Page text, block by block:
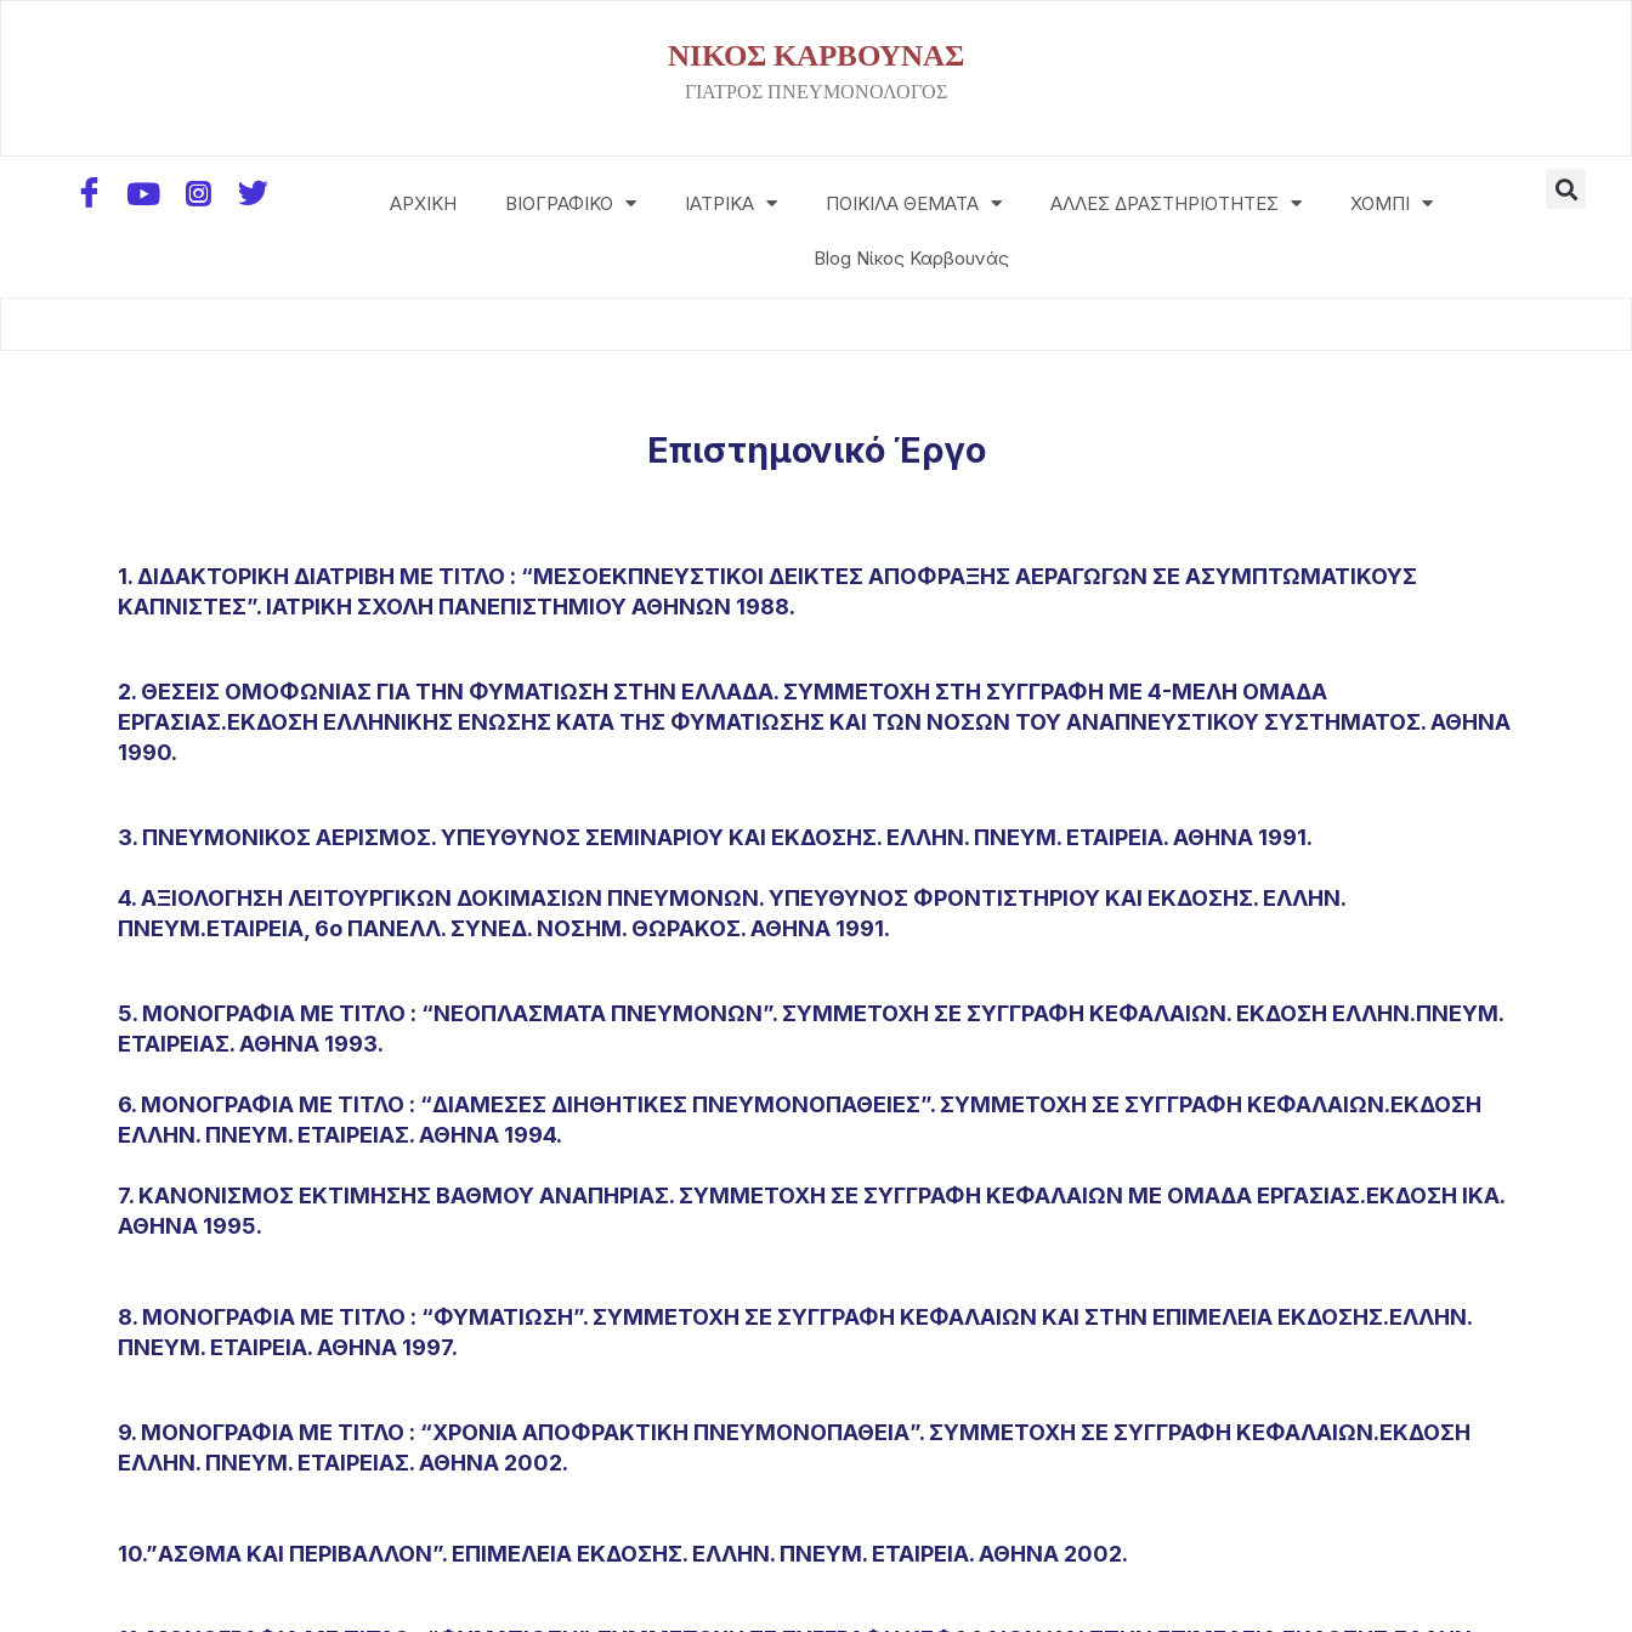
ΝΙΚΟΣ ΚΑΡΒΟΥΝΑΣ
ΓΙΑΤΡΟΣ ΠΝΕΥΜΟΝΟΛΟΓΟΣ
ΑΡΧΙΚΗ ΒΙΟΓΡΑΦΙΚΟ ΙΑΤΡΙΚΑ ΠΟΙΚΙΛΑ ΘΕΜΑΤΑ ΑΛΛΕΣ ΔΡΑΣΤΗΡΙΟΤΗΤΕΣ ΧΟΜΠΙ
Blog Νίκος Καρβουνάς
Επιστημονικό Έργο
1. ΔΙΔΑΚΤΟΡΙΚΗ ΔΙΑΤΡΙΒΗ ΜΕ ΤΙΤΛΟ : “ΜΕΣΟΕΚΠΝΕΥΣΤΙΚΟΙ ΔΕΙΚΤΕΣ ΑΠΟΦΡΑΞΗΣ ΑΕΡΑΓΩΓΩΝ ΣΕ ΑΣΥΜΠΤΩΜΑΤΙΚΟΥΣ
ΚΑΠΝΙΣΤΕΣ”. ΙΑΤΡΙΚΗ ΣΧΟΛΗ ΠΑΝΕΠΙΣΤΗΜΙΟΥ ΑΘΗΝΩΝ 1988.
2. ΘΕΣΕΙΣ ΟΜΟΦΩΝΙΑΣ ΓΙΑ ΤΗΝ ΦΥΜΑΤΙΩΣΗ ΣΤΗΝ ΕΛΛΑΔΑ. ΣΥΜΜΕΤΟΧΗ ΣΤΗ ΣΥΓΓΡΑΦΗ ΜΕ 4-ΜΕΛΗ ΟΜΑΔΑ
ΕΡΓΑΣΙΑΣ.ΕΚΔΟΣΗ ΕΛΛΗΝΙΚΗΣ ΕΝΩΣΗΣ ΚΑΤΑ ΤΗΣ ΦΥΜΑΤΙΩΣΗΣ ΚΑΙ ΤΩΝ ΝΟΣΩΝ ΤΟΥ ΑΝΑΠΝΕΥΣΤΙΚΟΥ ΣΥΣΤΗΜΑΤΟΣ. ΑΘΗΝΑ
1990.
3. ΠΝΕΥΜΟΝΙΚΟΣ ΑΕΡΙΣΜΟΣ. ΥΠΕΥΘΥΝΟΣ ΣΕΜΙΝΑΡΙΟΥ ΚΑΙ ΕΚΔΟΣΗΣ. ΕΛΛΗΝ. ΠΝΕΥΜ. ΕΤΑΙΡΕΙΑ. ΑΘΗΝΑ 1991.
4. ΑΞΙΟΛΟΓΗΣΗ ΛΕΙΤΟΥΡΓΙΚΩΝ ΔΟΚΙΜΑΣΙΩΝ ΠΝΕΥΜΟΝΩΝ. ΥΠΕΥΘΥΝΟΣ ΦΡΟΝΤΙΣΤΗΡΙΟΥ ΚΑΙ ΕΚΔΟΣΗΣ. ΕΛΛΗΝ.
ΠΝΕΥΜ.ΕΤΑΙΡΕΙΑ, 6ο ΠΑΝΕΛΛ. ΣΥΝΕΔ. ΝΟΣΗΜ. ΘΩΡΑΚΟΣ. ΑΘΗΝΑ 1991.
5. ΜΟΝΟΓΡΑΦΙΑ ΜΕ ΤΙΤΛΟ : “ΝΕΟΠΛΑΣΜΑΤΑ ΠΝΕΥΜΟΝΩΝ”. ΣΥΜΜΕΤΟΧΗ ΣΕ ΣΥΓΓΡΑΦΗ ΚΕΦΑΛΑΙΩΝ. ΕΚΔΟΣΗ ΕΛΛΗΝ.ΠΝΕΥΜ.
ΕΤΑΙΡΕΙΑΣ. ΑΘΗΝΑ 1993.
6. ΜΟΝΟΓΡΑΦΙΑ ΜΕ ΤΙΤΛΟ : “ΔΙΑΜΕΣΕΣ ΔΙΗΘΗΤΙΚΕΣ ΠΝΕΥΜΟΝΟΠΑΘΕΙΕΣ”. ΣΥΜΜΕΤΟΧΗ ΣΕ ΣΥΓΓΡΑΦΗ ΚΕΦΑΛΑΙΩΝ.ΕΚΔΟΣΗ
ΕΛΛΗΝ. ΠΝΕΥΜ. ΕΤΑΙΡΕΙΑΣ. ΑΘΗΝΑ 1994.
7. ΚΑΝΟΝΙΣΜΟΣ ΕΚΤΙΜΗΣΗΣ ΒΑΘΜΟΥ ΑΝΑΠΗΡΙΑΣ. ΣΥΜΜΕΤΟΧΗ ΣΕ ΣΥΓΓΡΑΦΗ ΚΕΦΑΛΑΙΩΝ ΜΕ ΟΜΑΔΑ ΕΡΓΑΣΙΑΣ.ΕΚΔΟΣΗ ΙΚΑ.
ΑΘΗΝΑ 1995.
8. ΜΟΝΟΓΡΑΦΙΑ ΜΕ ΤΙΤΛΟ : “ΦΥΜΑΤΙΩΣΗ”. ΣΥΜΜΕΤΟΧΗ ΣΕ ΣΥΓΓΡΑΦΗ ΚΕΦΑΛΑΙΩΝ ΚΑΙ ΣΤΗΝ ΕΠΙΜΕΛΕΙΑ ΕΚΔΟΣΗΣ.ΕΛΛΗΝ.
ΠΝΕΥΜ. ΕΤΑΙΡΕΙΑ. ΑΘΗΝΑ 1997.
9. ΜΟΝΟΓΡΑΦΙΑ ΜΕ ΤΙΤΛΟ : “ΧΡΟΝΙΑ ΑΠΟΦΡΑΚΤΙΚΗ ΠΝΕΥΜΟΝΟΠΑΘΕΙΑ”. ΣΥΜΜΕΤΟΧΗ ΣΕ ΣΥΓΓΡΑΦΗ ΚΕΦΑΛΑΙΩΝ.ΕΚΔΟΣΗ
ΕΛΛΗΝ. ΠΝΕΥΜ. ΕΤΑΙΡΕΙΑΣ. ΑΘΗΝΑ 2002.
10.”ΑΣΘΜΑ ΚΑΙ ΠΕΡΙΒΑΛΛΟΝ”. ΕΠΙΜΕΛΕΙΑ ΕΚΔΟΣΗΣ. ΕΛΛΗΝ. ΠΝΕΥΜ. ΕΤΑΙΡΕΙΑ. ΑΘΗΝΑ 2002.